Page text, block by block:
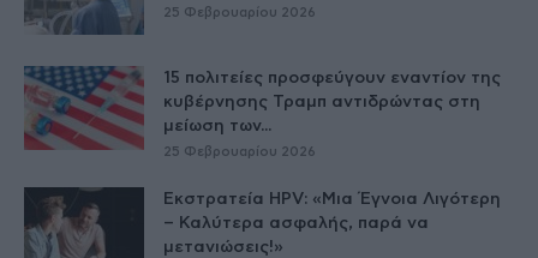
25 Φεβρουαρίου 2026
15 πολιτείες προσφεύγουν εναντίον της
κυβέρνησης Τραμπ αντιδρώντας στη
μείωση των...
25 Φεβρουαρίου 2026
Εκστρατεία HPV: «Μια Έγνοια Λιγότερη
– Καλύτερα ασφαλής, παρά να
μετανιώσεις!»